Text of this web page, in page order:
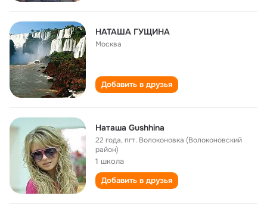
НАТАША ГУЩИНА
Москва
Добавить в друзья
Наташа Gushhina
22 года,пгт. Волоконовка (Волоконовский
район)
1 школа
Добавить в друзья